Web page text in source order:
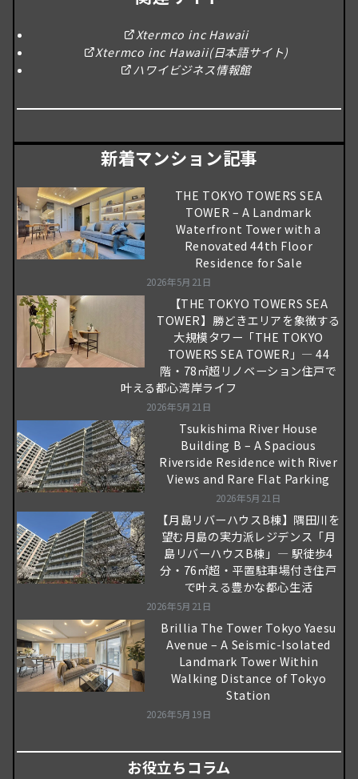
Xtermco inc Hawaii
Xtermco inc Hawaii(日本語サイト)
ハワイビジネス情報館
新着マンション記事
THE TOKYO TOWERS SEA
TOWER – A Landmark
Waterfront Tower with a
Renovated 44th Floor
Residence for Sale
2026年5月21日
【THE TOKYO TOWERS SEA
TOWER】勝どきエリアを象徴する
大規模タワー「THE TOKYO
TOWERS SEA TOWER」― 44
階・78㎡超リノベーション住戸で
叶える都心湾岸ライフ
2026年5月21日
Tsukishima River House
Building B – A Spacious
Riverside Residence with River
Views and Rare Flat Parking
2026年5月21日
【月島リバーハウスB棟】隅田川を
望む月島の実力派レジデンス「月
島リバーハウスB棟」― 駅徒歩4
分・76㎡超・平置駐車場付き住戸
で叶える豊かな都心生活
2026年5月21日
Brillia The Tower Tokyo Yaesu
Avenue – A Seismic-Isolated
Landmark Tower Within
Walking Distance of Tokyo
Station
2026年5月19日
お役立ちコラム